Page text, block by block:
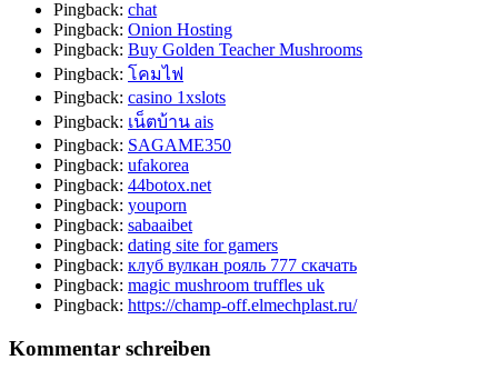
Pingback: chat
Pingback: Onion Hosting
Pingback: Buy Golden Teacher Mushrooms
Pingback: โคมไฟ
Pingback: casino 1xslots
Pingback: เน็ตบ้าน ais
Pingback: SAGAME350
Pingback: ufakorea
Pingback: 44botox.net
Pingback: youporn
Pingback: sabaaibet
Pingback: dating site for gamers
Pingback: клуб вулкан рояль 777 скачать
Pingback: magic mushroom truffles uk
Pingback: https://champ-off.elmechplast.ru/
Kommentar schreiben